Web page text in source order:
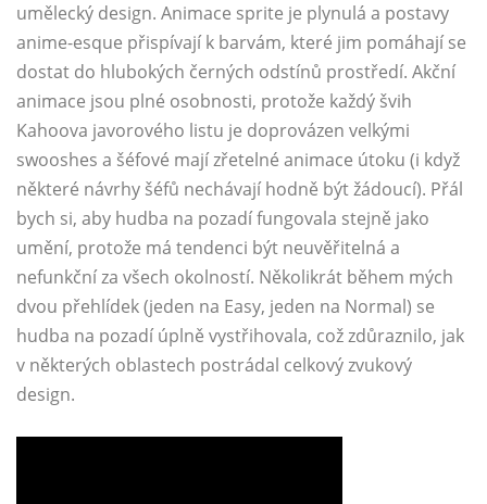
umělecký design. Animace sprite je plynulá a postavy
anime-esque přispívají k barvám, které jim pomáhají se
dostat do hlubokých černých odstínů prostředí. Akční
animace jsou plné osobnosti, protože každý švih
Kahoova javorového listu je doprovázen velkými
swooshes a šéfové mají zřetelné animace útoku (i když
některé návrhy šéfů nechávají hodně být žádoucí). Přál
bych si, aby hudba na pozadí fungovala stejně jako
umění, protože má tendenci být neuvěřitelná a
nefunkční za všech okolností. Několikrát během mých
dvou přehlídek (jeden na Easy, jeden na Normal) se
hudba na pozadí úplně vystřihovala, což zdůraznilo, jak
v některých oblastech postrádal celkový zvukový
design.